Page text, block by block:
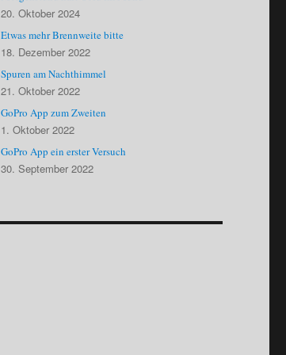
20. Oktober 2024
Etwas mehr Brennweite bitte
18. Dezember 2022
Spuren am Nachthimmel
21. Oktober 2022
GoPro App zum Zweiten
1. Oktober 2022
GoPro App ein erster Versuch
30. September 2022